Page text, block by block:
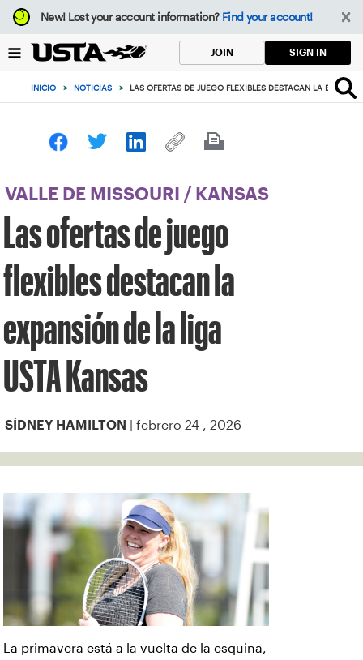
Enfoque
desde
botón
volver
principio
New!Lost your account information? Find your account!
JOIN SIGN IN
INICIO > NOTICIAS > LAS OFERTAS DE JUEGO FLEXIBLES DESTACAN LA
VALLE DE MISSOURI / KANSAS
Las ofertas de juego
flexibles destacan la
expansión de la liga
USTA Kansas
SÍDNEY HAMILTON | febrero 24 , 2026
La primavera está a la vuelta de la esquina,